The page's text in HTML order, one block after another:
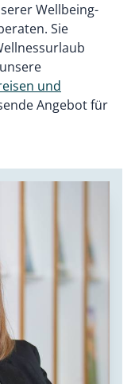
Wellbeing-
Sie
und
Angebot für